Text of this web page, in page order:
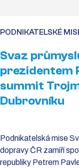
PODNIKATELSKÉ
Svaz
prezidentem
summit
Dubrovníku
Podnikatelská mise
dopravy ČR zamíří
republiky Petrem